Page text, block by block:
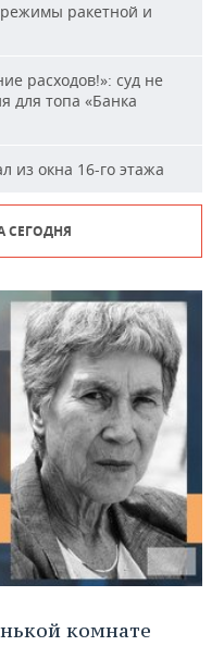
ракетной и
расходов!»: суд не
для топа «Банка
из окна 16-го этажа
СЕГОДНЯ
комнате